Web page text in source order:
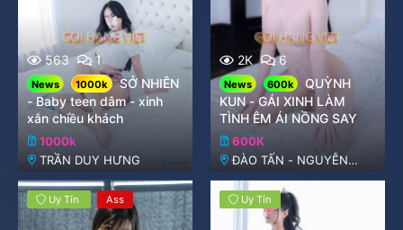
563 1
News 1000k
SỞ NHIÊN
- Baby teen dâm - xinh
xắn chiều khách
1000k
TRẦN DUY HƯNG
2K 6
News 600k
QUỲNH
KUN - GÁI XINH LÀM
TÌNH ÊM ÁI NỒNG SAY
600K
ĐÀO TẤN - NGUYỄN
KHÁNH TOÀN
Uy Tín Ass Uy Tín